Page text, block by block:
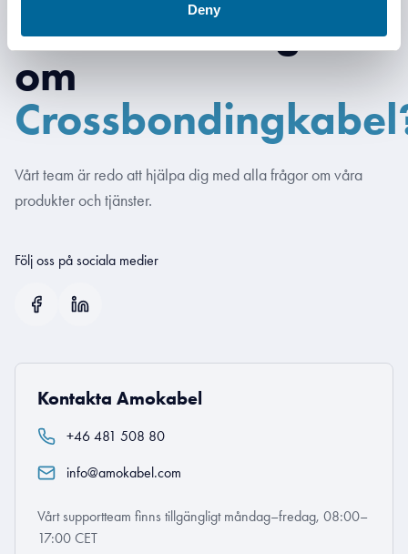
Deny
Har du en fråga
om
Vårt team är redo att hjälpa dig med alla frågor om våra
produkter och tjänster.
Följ oss på sociala medier
Kontakta Amokabel
+46 481 508 80
info@amokabel.com
Vårt supportteam finns tillgängligt måndag–fredag, 08:00–
17:00 CET